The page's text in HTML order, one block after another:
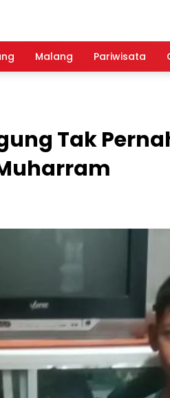
Malang Pariwisata
Tak